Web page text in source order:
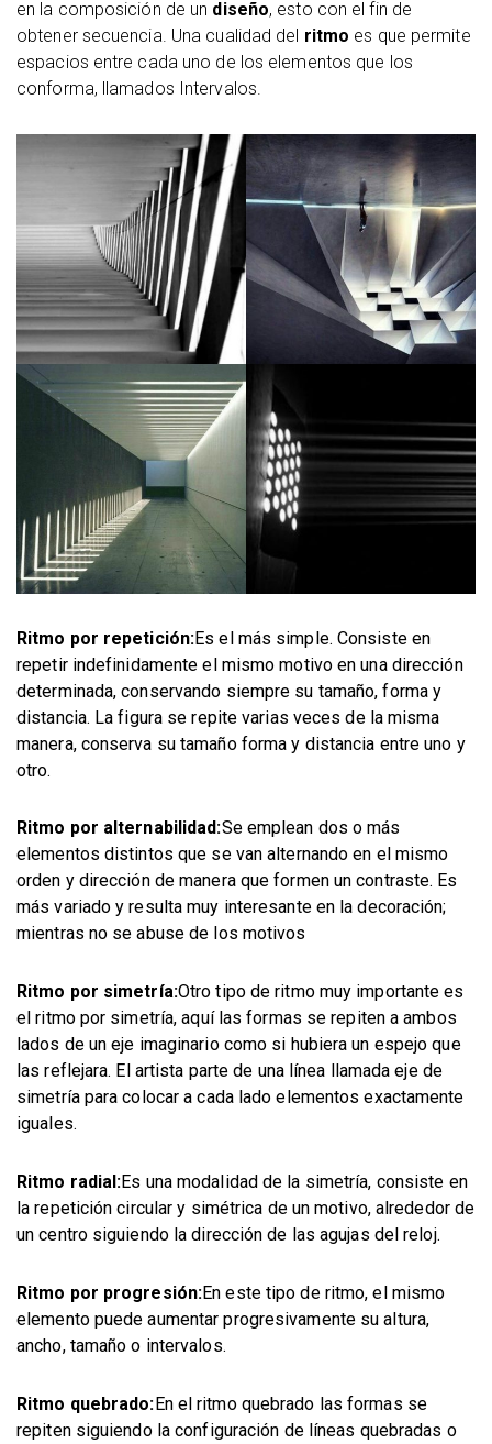
en la composición de un diseño, esto con el fin de
obtener secuencia. Una cualidad del ritmo es que permite
espacios entre cada uno de los elementos que los
conforma, llamados Intervalos.
Ritmo por repetición:Es el más simple. Consiste en
repetir indefinidamente el mismo motivo en una dirección
determinada, conservando siempre su tamaño, forma y
distancia. La figura se repite varias veces de la misma
manera, conserva su tamaño forma y distancia entre uno y
otro.
Ritmo por alternabilidad:Se emplean dos o más
elementos distintos que se van alternando en el mismo
orden y dirección de manera que formen un contraste. Es
más variado y resulta muy interesante en la decoración;
mientras no se abuse de los motivos
Ritmo por simetría:Otro tipo de ritmo muy importante es
el ritmo por simetría, aquí las formas se repiten a ambos
lados de un eje imaginario como si hubiera un espejo que
las reflejara. El artista parte de una línea llamada eje de
simetría para colocar a cada lado elementos exactamente
iguales.
Ritmo radial:Es una modalidad de la simetría, consiste en
la repetición circular y simétrica de un motivo, alrededor de
un centro siguiendo la dirección de las agujas del reloj.
Ritmo por progresión:En este tipo de ritmo, el mismo
elemento puede aumentar progresivamente su altura,
ancho, tamaño o intervalos.
Ritmo quebrado:En el ritmo quebrado las formas se
repiten siguiendo la configuración de líneas quebradas o